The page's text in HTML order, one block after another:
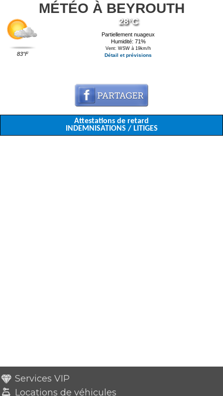
MÉTÉO À BEYROUTH
83°F
28°C
Partiellement nuageux
Humidité: 71%
Vent: WSW à 19km/h
Détail et prévisions
Attestations de retard
INDEMNISATIONS / LITIGES
Services VIP
Locations de véhicules